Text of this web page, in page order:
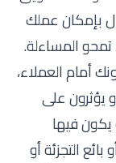
بإمكان عملك
المساءلة.
أمام العملاء،
يؤثرون على
فيها
التجزئة أو